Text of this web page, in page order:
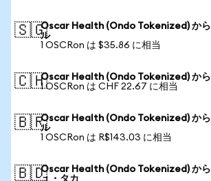
🇸🇬Oscar Health (Ondo Tokenized) から
ル
1 OSCRon は $35.86 に相当
🇨🇭Oscar Health (Ondo Tokenized) から
1 OSCRon は CHF 22.67 に相当
🇧🇷Oscar Health (Ondo Tokenized) から
ル
1 OSCRon は R$143.03 に相当
🇧🇩Oscar Health (Ondo Tokenized) から
ュ・タカ